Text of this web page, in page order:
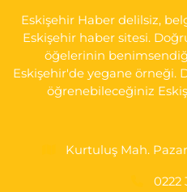
Bizim Eczanesi
Emek Mahallesi, Ertaş Caddesi
0 (222) 250 87 69 Yol
Eskişehir Haber delilsiz,
Eskişehir haber sitesi.
öğelerinin
Eskişehir'de yegane örneği.
öğrenebileceğiniz
Kurtuluş Mah.
0222